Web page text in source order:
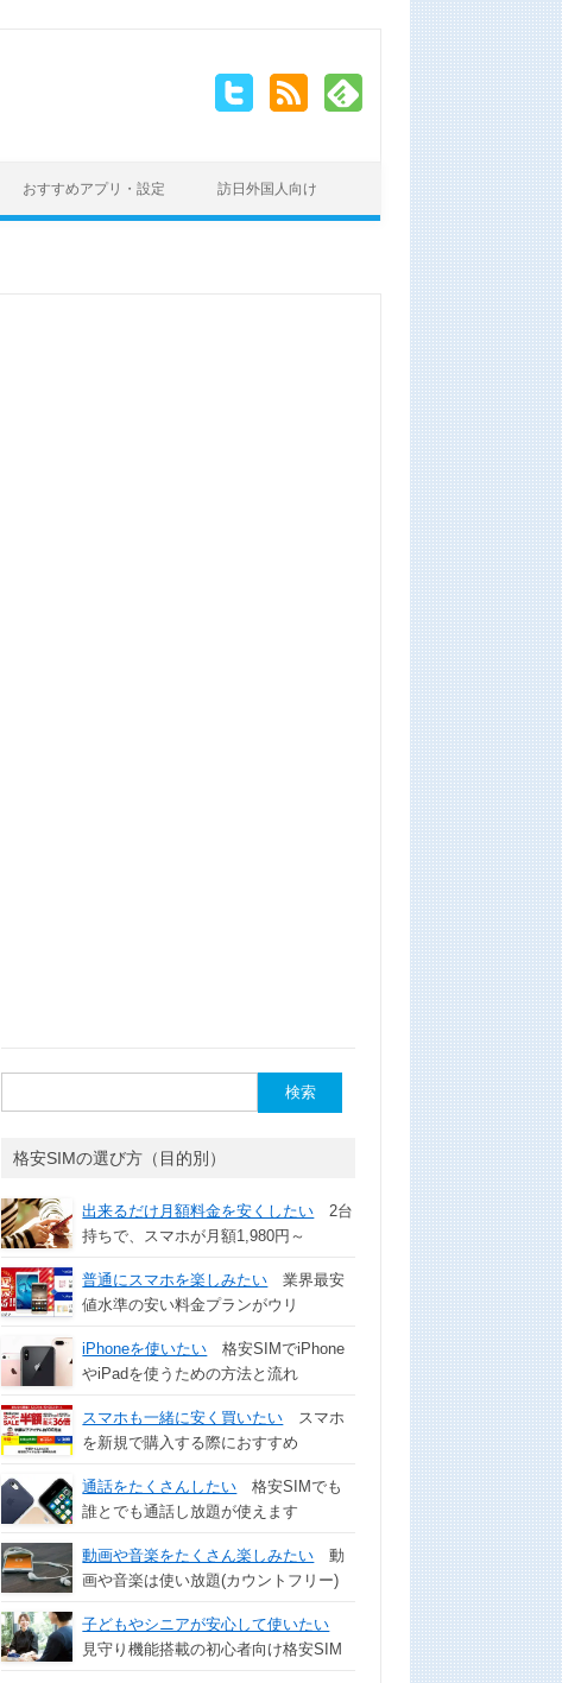
おすすめアプリ・設定 訪日外国人向け
索:
格安SIMの選び方（目的別）
出来るだけ月額料金を安くしたい 2台
持ちで、スマホが月額1,980円～
普通にスマホを楽しみたい 業界最安
値水準の安い料金プランがウリ
iPhoneを使いたい 格安SIMでiPhone
やiPadを使うための方法と流れ
スマホも一緒に安く買いたい スマホ
を新規で購入する際におすすめ
通話をたくさんしたい 格安SIMでも
誰とでも通話し放題が使えます
動画や音楽をたくさん楽しみたい 動
画や音楽は使い放題(カウントフリー)
子どもやシニアが安心して使いたい
見守り機能搭載の初心者向け格安SIM